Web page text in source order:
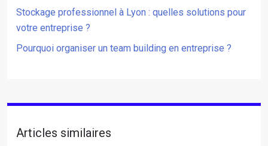
Stockage professionnel à Lyon : quelles solutions pour
votre entreprise ?
Pourquoi organiser un team building en entreprise ?
Articles similaires